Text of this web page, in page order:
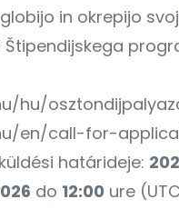
in okrepijo
hu/
en/call-for-
határideje:
do 12:00 ure